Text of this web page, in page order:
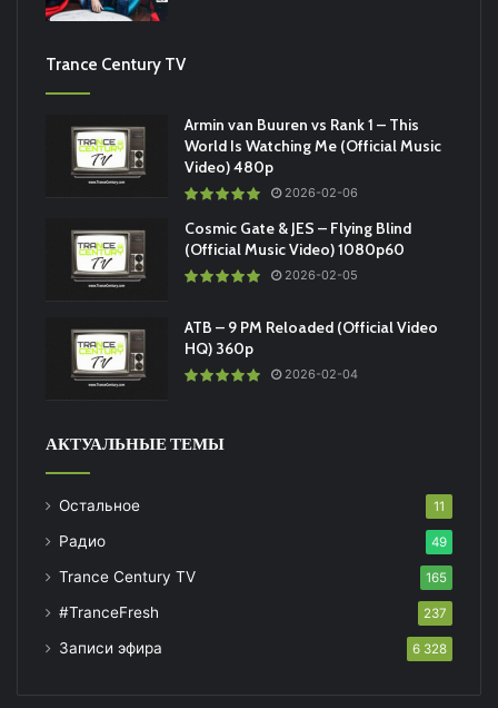
Trance Century TV
Armin van Buuren vs Rank 1 – This
World Is Watching Me (Official Music
Video) 480p
2026-02-06
Cosmic Gate & JES – Flying Blind
(Official Music Video) 1080p60
2026-02-05
ATB – 9 PM Reloaded (Official Video
HQ) 360p
2026-02-04
АКТУАЛЬНЫЕ ТЕМЫ
Остальное 11
Радио 49
Trance Century TV 165
#TranceFresh 237
Записи эфира 6 328